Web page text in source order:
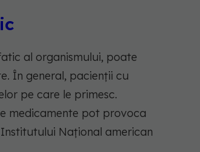
al organismului, poate
În general, pacienții cu
pe care le primesc.
medicamente pot provoca
Național american